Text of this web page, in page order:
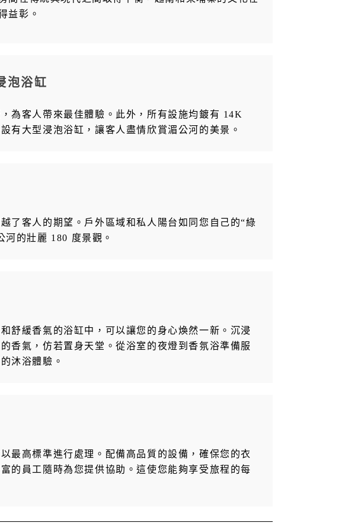
益彰。
泡浴缸
為客人帶來最佳體驗。此外，所有設施均鍍有 14K
有大型浸泡浴缸，讓客人盡情欣賞湄公河的美景。
了客人的期望。戶外區域和私人陽台如同您自己的“綠
的壯麗 180 度景觀。
舒緩香氣的浴缸中，可以讓您的身心煥然一新。沉浸
香氣，仿若置身天堂。從浴室的夜燈到香氛浴準備服
沐浴體驗。
最高標準進行處理。配備高品質的設備，確保您的衣
的員工隨時為您提供協助。這使您能夠享受旅程的每